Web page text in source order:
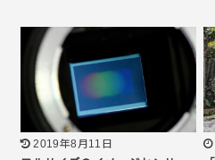
2019年8月11日